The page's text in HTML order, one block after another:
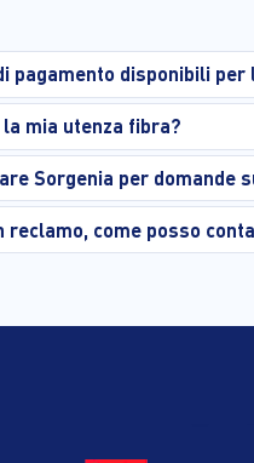
pagamento disponibili per
mia utenza fibra?
Sorgenia per domande
reclamo, come posso